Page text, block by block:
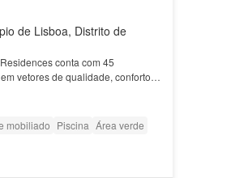
de Lisboa, Distrito de
conta com 45
vetores de qualidade, conforto
e espa…
mobiliado Piscina Área verde